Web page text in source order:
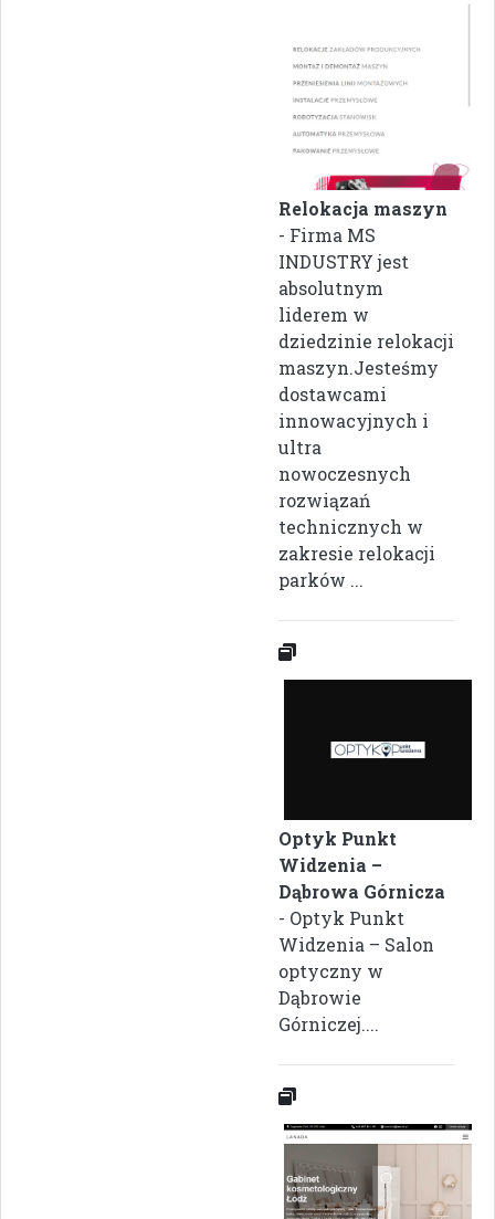
Relokacja maszyn
- Firma MS
INDUSTRY jest
absolutnym
liderem w
dziedzinie relokacji
maszyn.Jesteśmy
dostawcami
innowacyjnych i
ultra
nowoczesnych
rozwiązań
technicznych w
zakresie relokacji
parków ...
Optyk Punkt
Widzenia –
Dąbrowa Górnicza
- Optyk Punkt
Widzenia – Salon
optyczny w
Dąbrowie
Górniczej....